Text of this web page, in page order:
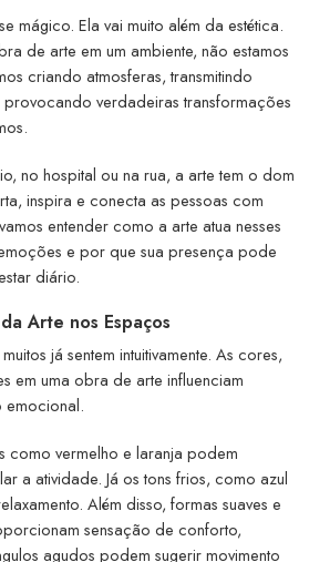
mágico. Ela vai muito além da estética.
de arte em um ambiente, não estamos
criando atmosferas, transmitindo
provocando verdadeiras transformações
no hospital ou na rua, a arte tem o dom
inspira e conecta as pessoas com
entender como a arte atua nesses
e por que sua presença pode
diário.
Arte nos Espaços
já sentem intuitivamente. As cores,
em uma obra de arte influenciam
emocional.
como vermelho e laranja podem
a atividade. Já os tons frios, como azul
Além disso, formas suaves e
sensação de conforto,
agudos podem sugerir movimento